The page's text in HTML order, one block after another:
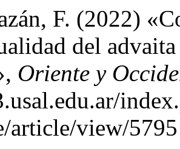
F. (2022)
del
Oriente y
article/view/